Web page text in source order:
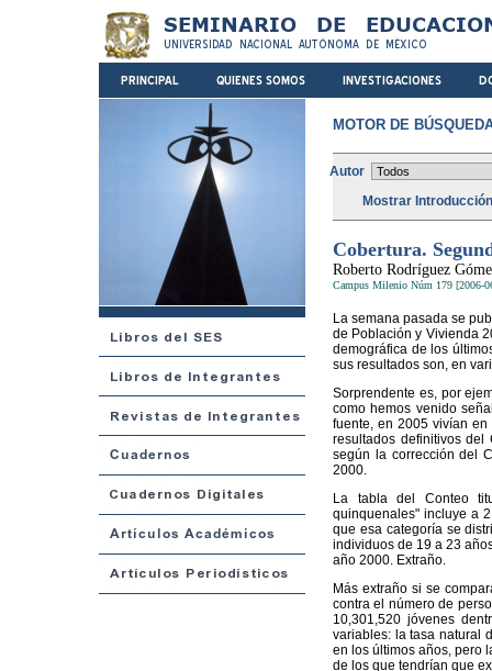
MOTOR DE
Autor
Mostrar
Cobertura.
Roberto Rodríguez
Campus Milenio Núm 179 [2006-
La semana pasada se
de Población y Vivienda
demográfica de los
sus resultados son, en
Sorprendente es, por
como hemos venido
fuente, en 2005 vivían
resultados definitivos
según la corrección del
2000.
La tabla del Conteo
quinquenales" incluye a
que esa categoría se
individuos de 19 a 23
año 2000. Extraño.
Más extraño si se
contra el número de
10,301,520 jóvenes
variables: la tasa natural
en los últimos años, pero
de los que tendrían que